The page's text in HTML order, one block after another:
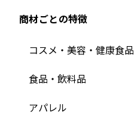
商材ごとの特徴
コスメ・美容・健康食品
食品・飲料品
アパレル